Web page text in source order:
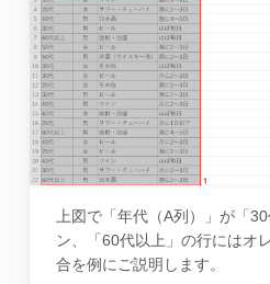
上図で「年代（A列）」が「
ン、「60代以上」の行にはオ
合を例にご説明します。